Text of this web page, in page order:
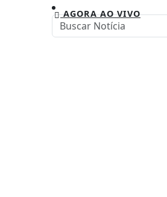
AGORA AO VIVO